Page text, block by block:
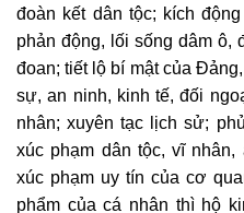
đoàn kết dân tộc; kích
phản động, lối sống dâm ô,
đoan; tiết lộ bí mật của
sự, an ninh, kinh tế, đối
nhân; xuyên tạc lịch sử;
xúc phạm dân tộc, vĩ nhân,
xúc phạm uy tín của cơ
phẩm của cá nhân thì hộ